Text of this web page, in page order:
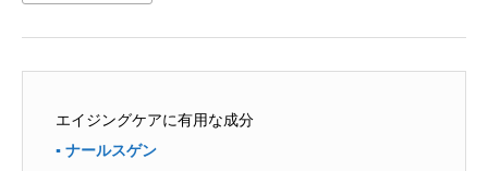
エイジングケアに有用な成分
▪ ナールスゲン